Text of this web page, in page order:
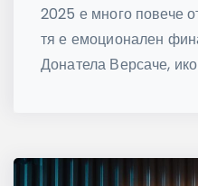
2025 е много повече
тя е емоционален
Донатела Версаче,